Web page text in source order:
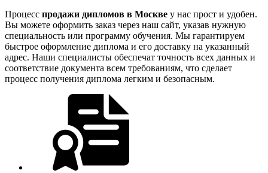
Процесс продажи дипломов в Москве у нас прост и удобен.
Вы можете оформить заказ через наш сайт, указав нужную
специальность или программу обучения. Мы гарантируем
быстрое оформление диплома и его доставку на указанный
адрес. Наши специалисты обеспечат точность всех данных и
соответствие документа всем требованиям, что сделает
процесс получения диплома легким и безопасным.